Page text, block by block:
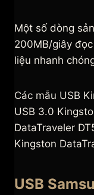
Một số dòng
200MB/giây
liệu nhanh
Các mẫu USB
USB 3.0
DataTraveler
Kingston
USB